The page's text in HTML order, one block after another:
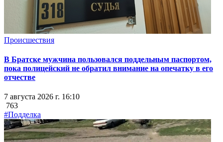
Происшествия
В Братске мужчина пользовался поддельным паспортом,
пока полицейский не обратил внимание на опечатку в его
отчестве
7 августа 2026 г. 16:10
763
#Подделка